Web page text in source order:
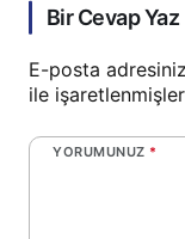
Bir Cevap Yaz
E-posta
ile
YORUMUNUZ *